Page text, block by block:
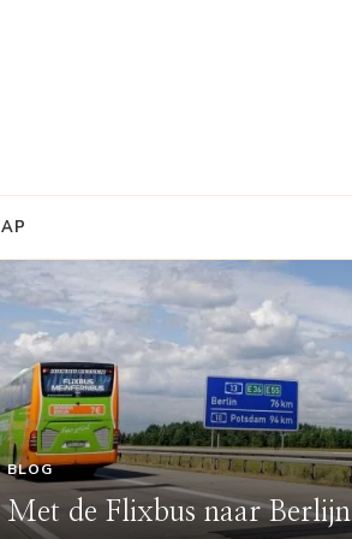
BLOG
Met de Flixbus naar Berlijn